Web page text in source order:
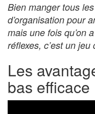
Bien manger tous
d’organisation pour
mais une fois qu’on
réflexes, c’est un jeu
Les
bas efficace